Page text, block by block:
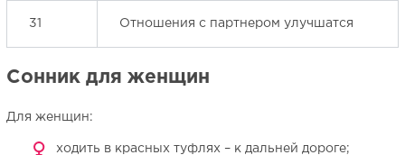
31 Отношения с партнером улучшатся
Сонник для женщин
Для женщин:
ходить в красных туфлях – к дальней дороге;